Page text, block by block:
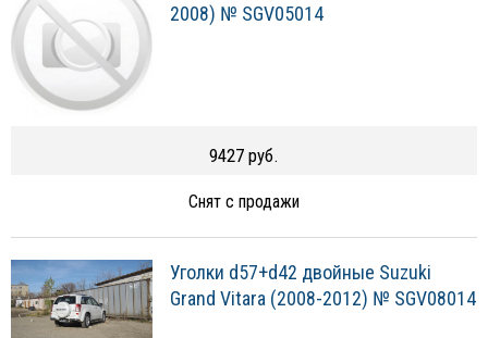
2008) № SGV05014
9427 руб.
Снят с продажи
Уголки d57+d42 двойные Suzuki
Grand Vitara (2008-2012) № SGV08014